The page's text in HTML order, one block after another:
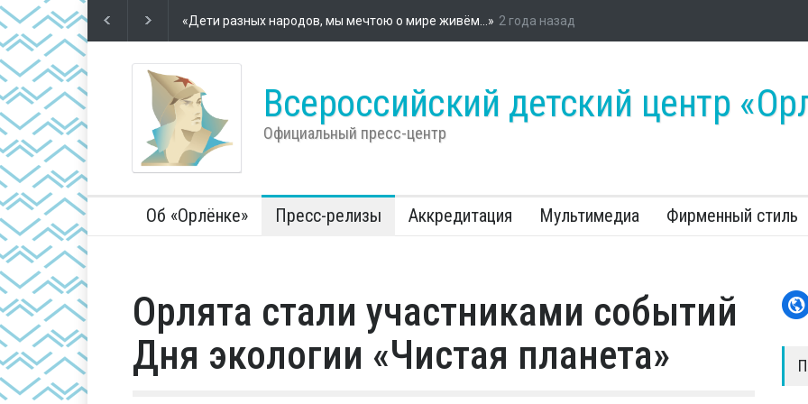
Футбол – школа жизни
Во Всероссийском детском центре «Орлёнок» стартовала энергетическая
2 года назад
Всероссийский детский центр
Официальный пресс-центр
Об «Орлёнке» Пресс-релизы Аккредитация Мультимедиа Фирменный стиль
Орлята стали участниками событий
Дня экологии «Чистая планета»